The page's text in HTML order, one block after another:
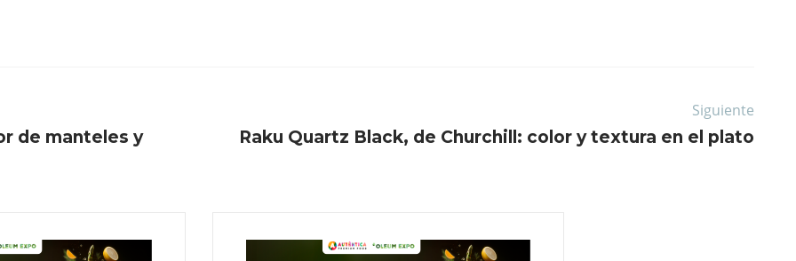
de manteles y
Siguiente
Raku Quartz Black, de Churchill: color y textura en el plato